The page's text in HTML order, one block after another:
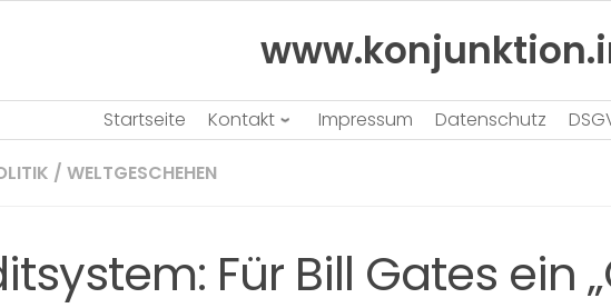
Startseite Kontakt Impressum Datenschutz
/ WELTGESCHEHEN
Für Bill Gates ein